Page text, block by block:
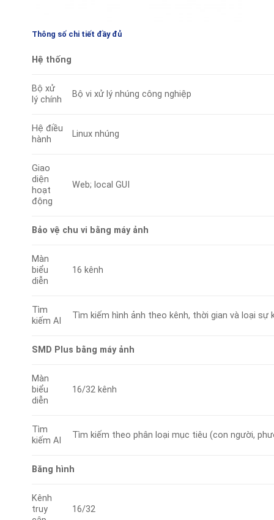
Thông số chi tiết đầy đủ
Hệ thống
Bộ xử
lý chính
Bộ vi xử lý nhúng công nghiệp
Hệ điều
hành
Linux nhúng
Giao
diện
hoạt
động
Web; local GUI
Bảo vệ chu vi bằng máy ảnh
Màn
biểu
diễn
16 kênh
Tìm
kiếm AI
Tìm kiếm hình ảnh theo kênh, thời gian và loại sự
SMD Plus bằng máy ảnh
Màn
biểu
diễn
16/32 kênh
Tìm
kiếm AI
Tìm kiếm theo phân loại mục tiêu (con người,
Băng hình
Kênh
truy
16/32